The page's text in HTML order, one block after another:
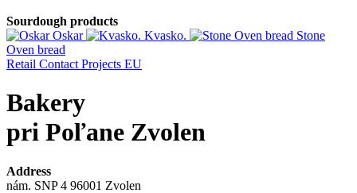
Sourdough products
Oskar
Kvasko.
Stone
Oven bread
Retail Contact Projects EU
Bakery
pri Poľane Zvolen
Address
nám. SNP 4 96001 Zvolen